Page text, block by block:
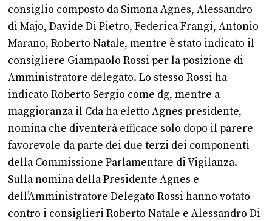
consiglio composto da Simona Agnes, Alessandro
di Majo, Davide Di Pietro, Federica Frangi, Antonio
Marano, Roberto Natale, mentre è stato indicato il
consigliere Giampaolo Rossi per la posizione di
Amministratore delegato. Lo stesso Rossi ha
indicato Roberto Sergio come dg, mentre a
maggioranza il Cda ha eletto Agnes presidente,
nomina che diventerà efficace solo dopo il parere
favorevole da parte dei due terzi dei componenti
della Commissione Parlamentare di Vigilanza.
Sulla nomina della Presidente Agnes e
dell’Amministratore Delegato Rossi hanno votato
contro i consiglieri Roberto Natale e Alessandro Di